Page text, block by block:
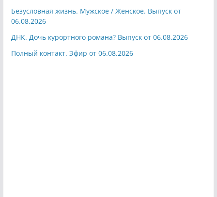
Безусловная жизнь. Мужское / Женское. Выпуск от
06.08.2026
ДНК. Дочь курортного романа? Выпуск от 06.08.2026
Полный контакт. Эфир от 06.08.2026